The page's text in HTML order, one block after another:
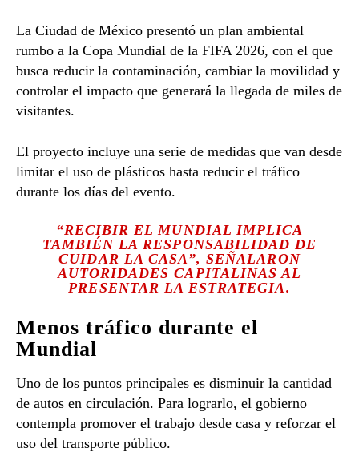
La Ciudad de México presentó un plan ambiental
rumbo a la Copa Mundial de la FIFA 2026, con el que
busca reducir la contaminación, cambiar la movilidad y
controlar el impacto que generará la llegada de miles de
visitantes.
El proyecto incluye una serie de medidas que van desde
limitar el uso de plásticos hasta reducir el tráfico
durante los días del evento.
“RECIBIR EL MUNDIAL IMPLICA
TAMBIÉN LA RESPONSABILIDAD DE
CUIDAR LA CASA”, SEÑALARON
AUTORIDADES CAPITALINAS AL
PRESENTAR LA ESTRATEGIA.
Menos tráfico durante el
Mundial
Uno de los puntos principales es disminuir la cantidad
de autos en circulación. Para lograrlo, el gobierno
contempla promover el trabajo desde casa y reforzar el
uso del transporte público.